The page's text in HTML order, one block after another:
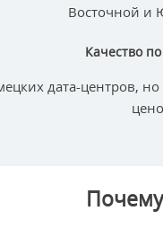
Восточной и
Качество
дата-центров, но